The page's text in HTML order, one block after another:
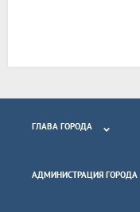
ГЛАВА ГОРОДА
АДМИНИСТРАЦИЯ ГОРОДА